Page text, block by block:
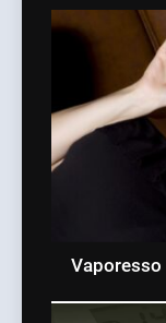
Vaporesso